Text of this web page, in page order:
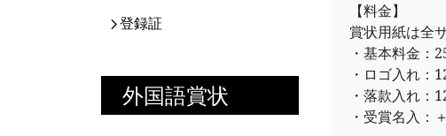
登録証
外国語賞状
【料金】
賞状用紙は全
・基本料金：
・ロゴ入れ：
・落款入れ：
・受賞名入：